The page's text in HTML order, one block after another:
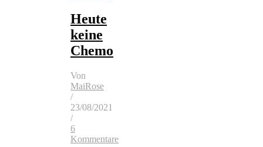
Heute
keine
Chemo
Von
MaiRose
/
23/08/2021
/
6
Kommentare